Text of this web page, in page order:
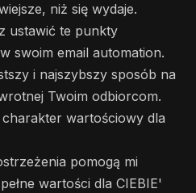
niż się wydaje.
ustawić te punkty
swoim email automation.
i najszybszy sposób na
Twoim odbiorcom.
wartościowy dla
pomogą mi
wartości dla CIEBIE'